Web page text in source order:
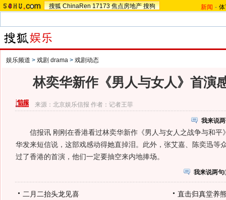
搜狐 ChinaRen 17173 焦点房地产 搜狗 新闻 -
娱乐频道 > 戏剧 drama > 戏剧动态
林奕华新作《男人与女人》首演
来源： 北京娱乐信报 作者：记者王菲
我来说
信报讯 刚刚在香港看过林奕华新作《男人与女人之战争与和平
华发来短信说，这部戏感动得她直掉泪。此外，张艾嘉、陈奕迅等
过了香港的首演，他们一定要抽空来内地捧场。
我来说两句(
二月二抬头龙见喜 直击归真堂养